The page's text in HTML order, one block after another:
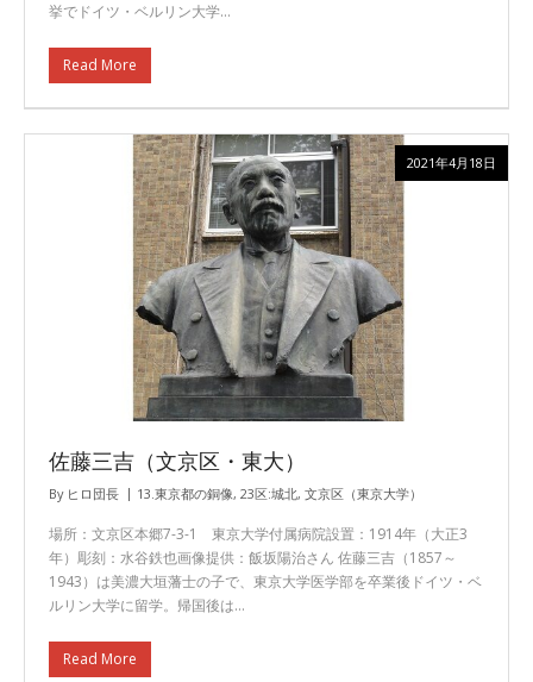
挙でドイツ・ベルリン大学…
Read More
佐藤三吉（文京区・東大）
By ヒロ団長 13.東京都の銅像, 23区:城北, 文京区（東京大学）
場所：文京区本郷7-3-1 東京大学付属病院設置：1914年（大正3
年）彫刻：水谷鉄也画像提供：飯坂陽治さん 佐藤三吉（1857～
1943）は美濃大垣藩士の子で、東京大学医学部を卒業後ドイツ・ベ
ルリン大学に留学。帰国後は…
Read More
2021年4月18日